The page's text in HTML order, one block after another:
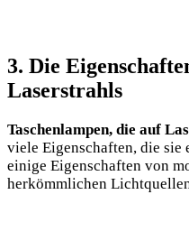
3. Die
Laserstrahls
Taschenlampen, die auf
viele Eigenschaften, die
einige Eigenschaften von⁣
herkömmlichen